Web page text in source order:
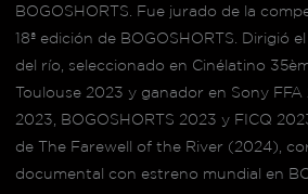
BOGOSHORTS. Fue jurado de la
18ª edición de BOGOSHORTS. Dirigió
del río, seleccionado en Cinélatino
Toulouse 2023 y ganador en Sony
2023, BOGOSHORTS 2023 y FICQ
de The Farewell of the River (2024),
documental con estreno mundial en